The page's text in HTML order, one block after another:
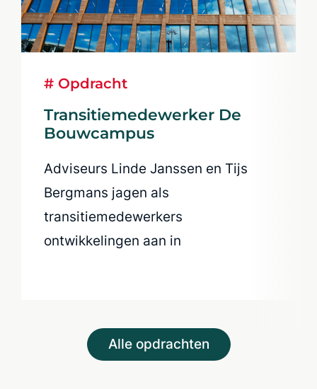
# Opdracht
Transitiemedewerker De
Bouwcampus
Adviseurs Linde Janssen en Tijs
Bergmans jagen als
transitiemedewerkers
ontwikkelingen aan in
Alle opdrachten